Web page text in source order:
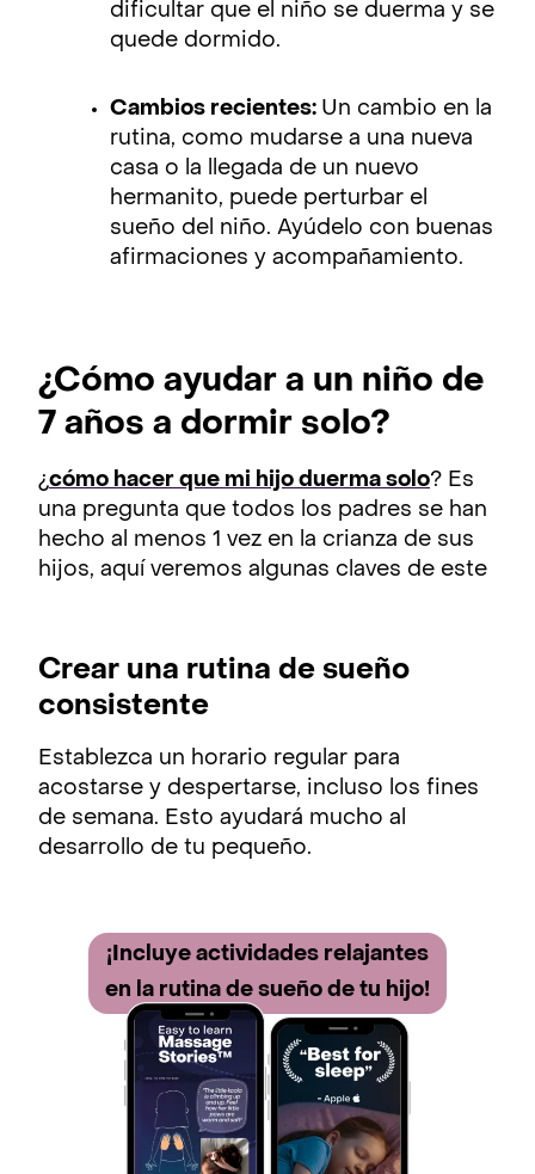
dificultar que el niño se duerma y se
quede dormido.
Cambios recientes: Un cambio en la
rutina, como mudarse a una nueva
casa o la llegada de un nuevo
hermanito, puede perturbar el
sueño del niño. Ayúdelo con buenas
afirmaciones y acompañamiento.
¿Cómo ayudar a un niño de
7 años a dormir solo?
¿cómo hacer que mi hijo duerma solo? Es
una pregunta que todos los padres se han
hecho al menos 1 vez en la crianza de sus
hijos, aquí veremos algunas claves de este
Crear una rutina de sueño
consistente
Establezca un horario regular para
acostarse y despertarse, incluso los fines
de semana. Esto ayudará mucho al
desarrollo de tu pequeño.
¡Incluye activida des relajantes
en la rutina de sueño de tu hijo!